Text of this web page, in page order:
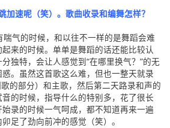
加速呢（笑）。歌曲收录和编舞怎样？
喘气的时候，和以往不一样的是舞蹈会难
来的时候。单单是舞蹈的话还能比较认
独特，会让人感觉到“在哪里换气？”的无
。虽然这首歌这么难，但也一整天就录
的部分）和主歌，然后第二天路录和声的
的时候，指导什么的特别多，花了很长
录的时候一气呵成，都不知道再来一遍
足了劲向前冲的感觉（笑）。